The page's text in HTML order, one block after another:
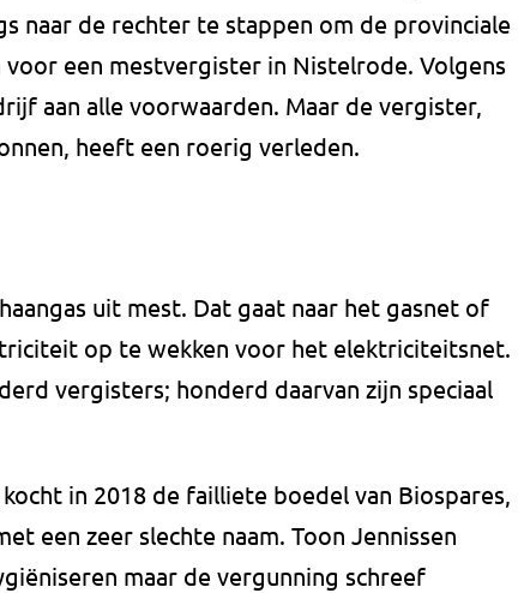
naar de rechter te stappen om de provinciale
een mestvergister in Nistelrode. Volgens
aan alle voorwaarden. Maar de vergister,
heeft een roerig verleden.
uit mest. Dat gaat naar het gasnet of
op te wekken voor het elektriciteitsnet.
vergisters; honderd daarvan zijn speciaal
in 2018 de failliete boedel van Biospares,
een zeer slechte naam. Toon Jennissen
maar de vergunning schreef